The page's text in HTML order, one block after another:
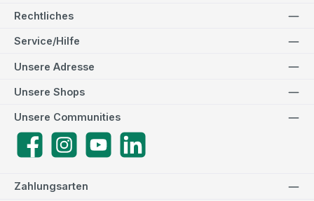
Rechtliches
Service/Hilfe
Zahlungsarten
Unsere Adresse
Unsere Communities
FacebookInstagramYouTube
Unsere Shops